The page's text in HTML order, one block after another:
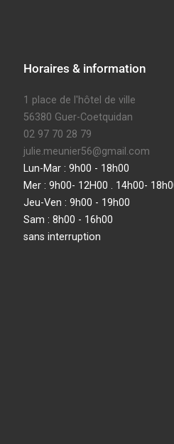
Horaires & information
1 place de l'hôtel de ville
56380 Guer-Coetquidan
02 97 70 28 79
julie.meunier56@gmail.com
Lun-Mar : 9h00 - 18h00
Mer : 9h00- 12H00 . 14h00-
Jeu-Ven : 9h00 - 19h00
Sam : 8h00 - 16h00
sans interruption